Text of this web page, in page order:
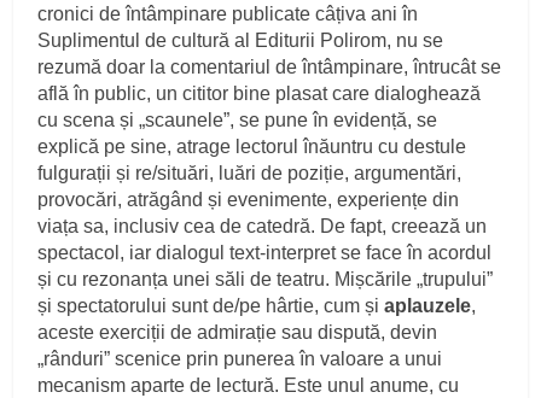
cronici de întâmpinare publicate câțiva ani în
Suplimentul de cultură al Editurii Polirom, nu se
rezumă doar la comentariul de întâmpinare, întrucât se
află în public, un cititor bine plasat care dialoghează
cu scena și „scaunele”, se pune în evidență, se
explică pe sine, atrage lectorul înăuntru cu destule
fulgurații și re/situări, luări de poziție, argumentări,
provocări, atrăgând și evenimente, experiențe din
viața sa, inclusiv cea de catedră. De fapt, creează un
spectacol, iar dialogul text-interpret se face în acordul
și cu rezonanța unei săli de teatru. Mișcările „trupului”
și spectatorului sunt de/pe hârtie, cum șiaplauzele,
aceste exerciții de admirație sau dispută, devin
„rânduri” scenice prin punerea în valoare a unui
mecanism aparte de lectură. Este unul anume, cu